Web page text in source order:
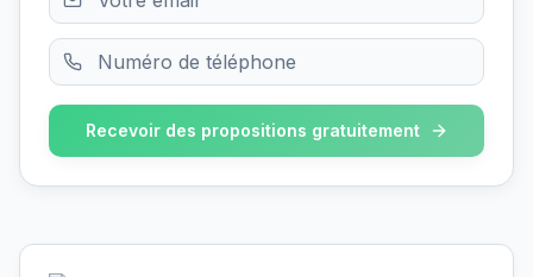
Recevoir des propositions gratuitement